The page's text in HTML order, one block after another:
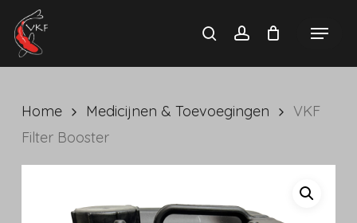
main
searchaccount
Menu
Home Medicijnen & Toevoegingen
VKF
Filter Booster